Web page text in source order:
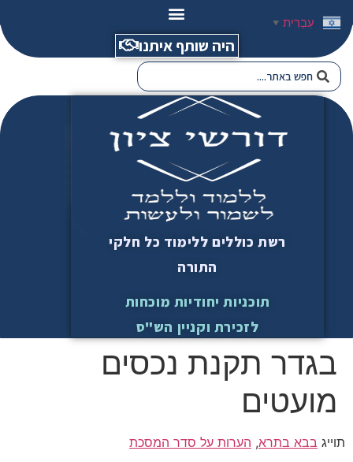
היה שותף איתנו
רשת כוללים ללימוד כל חלקי
התורה
תוכניות יחודיות מוכחות
לזכירת וקניין הש"ס
בגדר תקנת נכסים
מועטים
תוייג בבא בתרא, הערות על סדר המסכת
עִבְרִית ▼